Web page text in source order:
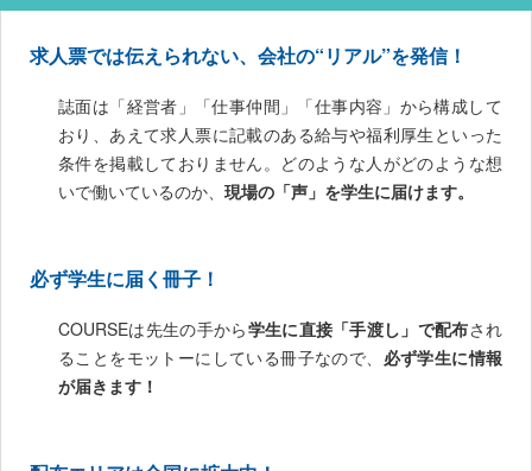
求人票では伝えられない、会社の“リアル”を発信！
誌面は「経営者」「仕事仲間」「仕事内容」から構成して
おり、あえて求人票に記載のある給与や福利厚生といった
条件を掲載しておりません。どのような人がどのような想
いで働いているのか、 現場の「声」を学生に届けます。
必ず学生に届く冊子！
COURSEは先生の手から学生に直接「手渡し」で配布され
ることをモットーにしている冊子なので、 必ず学生に情報
が届きます！